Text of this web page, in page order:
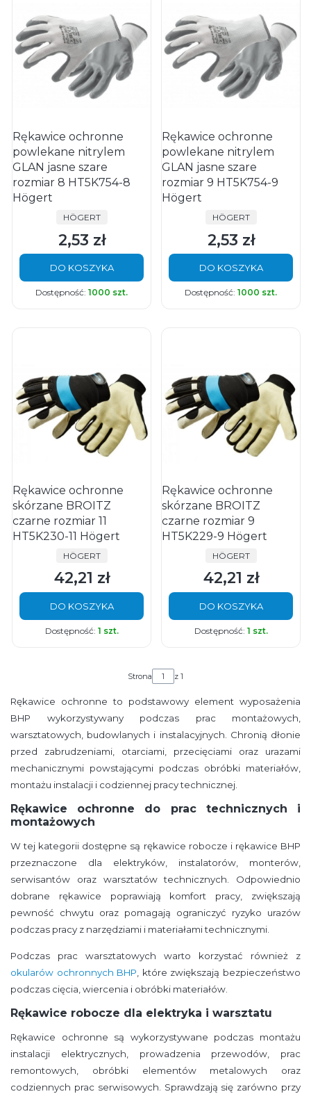
Rękawice ochronne
powlekane nitrylem
GLAN jasne szare
rozmiar 8 HT5K754-8
Högert
PRODUCENT
HÖGERT
Cena
2,53 zł
DO KOSZYKA
Dostępność: 1000 szt.
Rękawice ochronne
powlekane nitrylem
GLAN jasne szare
rozmiar 9 HT5K754-9
Högert
PRODUCENT
HÖGERT
Cena
2,53 zł
DO KOSZYKA
Dostępność: 1000 szt.
Rękawice ochronne
skórzane BROITZ
czarne rozmiar 11
HT5K230-11 Högert
PRODUCENT
HÖGERT
Cena
42,21 zł
DO KOSZYKA
Dostępność: 1 szt.
Rękawice ochronne
skórzane BROITZ
czarne rozmiar 9
HT5K229-9 Högert
PRODUCENT
HÖGERT
Cena
42,21 zł
DO KOSZYKA
Dostępność: 1 szt.
Strona z 1
Rękawice ochronne to podstawowy element wyposażenia
BHP wykorzystywany podczas prac montażowych,
warsztatowych, budowlanych i instalacyjnych. Chronią dłonie
przed zabrudzeniami, otarciami, przecięciami oraz urazami
mechanicznymi powstającymi podczas obróbki materiałów,
montażu instalacji i codziennej pracy technicznej.
Rękawice ochronne do prac technicznych i
montażowych
W tej kategorii dostępne są rękawice robocze i rękawice BHP
przeznaczone dla elektryków, instalatorów, monterów,
serwisantów oraz warsztatów technicznych. Odpowiednio
dobrane rękawice poprawiają komfort pracy, zwiększają
pewność chwytu oraz pomagają ograniczyć ryzyko urazów
podczas pracy z narzędziami i materiałami technicznymi.
Podczas prac warsztatowych warto korzystać również z
okularów ochronnych BHP , które zwiększają bezpieczeństwo
podczas cięcia, wiercenia i obróbki materiałów.
Rękawice robocze dla elektryka i warsztatu
Rękawice ochronne są wykorzystywane podczas montażu
instalacji elektrycznych, prowadzenia przewodów, prac
remontowych, obróbki elementów metalowych oraz
codziennych prac serwisowych. Sprawdzają się zarówno przy